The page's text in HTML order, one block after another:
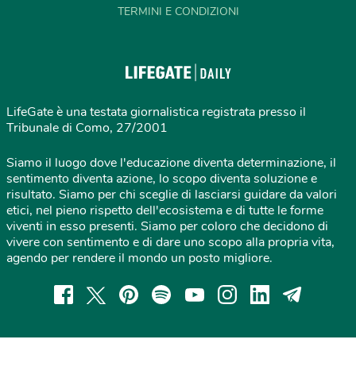
TERMINI E CONDIZIONI
LifeGate è una testata giornalistica registrata presso il
Tribunale di Como, 27/2001
Siamo il luogo dove l'educazione diventa determinazione, il
sentimento diventa azione, lo scopo diventa soluzione e
risultato. Siamo per chi sceglie di lasciarsi guidare da valori
etici, nel pieno rispetto dell'ecosistema e di tutte le forme
viventi in esso presenti. Siamo per coloro che decidono di
vivere con sentimento e di dare uno scopo alla propria vita,
agendo per rendere il mondo un posto migliore.